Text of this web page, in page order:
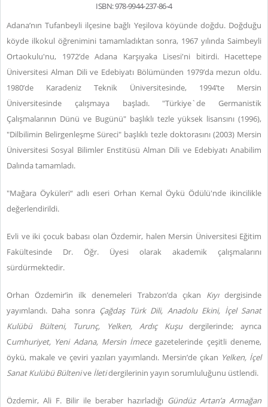
ISBN: 978-9944-237-86-4
Adana’nın Tufanbeyli ilçesine bağlı Yeşilova köyünde doğdu. Doğduğu
köyde ilkokul öğrenimini tamamladıktan sonra, 1967 yılında Saimbeyli
Ortaokulu'nu, 1972’de Adana Karşıyaka Lisesi'ni bitirdi. Hacettepe
Üniversitesi Alman Dili ve Edebiyatı Bölümünden 1979’da mezun oldu.
1980’de Karadeniz Teknik Üniversitesinde, 1994’te Mersin
Üniversitesinde çalışmaya başladı. "Türkiye`de Germanistik
Çalışmalarının Dünü ve Bugünü" başlıklı tezle yüksek lisansını (1996),
"Dilbilimin Belirgenleşme Süreci" başlıklı tezle doktorasını (2003) Mersin
Üniversitesi Sosyal Bilimler Enstitüsü Alman Dili ve Edebiyatı Anabilim
Dalında tamamladı.
"Mağara Öyküleri“ adlı eseri Orhan Kemal Öykü Ödülü'nde ikincilikle
değerlendirildi.
Evli ve iki çocuk babası olan Özdemir, halen Mersin Üniversitesi Eğitim
Fakültesinde Dr. Öğr. Üyesi olarak akademik çalışmalarını
sürdürmektedir.
Orhan Özdemir’in ilk denemeleri Trabzon’da çıkan Kıyıdergisinde
yayımlandı. Daha sonraÇağdaş Türk Dili, Anadolu Ekini, İçel Sanat
Kulübü Bülteni, Turunç, Yelken, Ardıç Kuşudergilerinde; ayrıca
Cumhuriyet, Yeni Adana, Mersin İmecegazetelerinde çeşitli deneme,
öykü, makale ve çeviri yazıları yayımlandı. Mersin’de çıkan Yelken, İçel
Sanat Kulübü Bültenive İletidergilerinin yayın sorumluluğunu üstlendi.
Özdemir, Ali F. Bilir ile beraber hazırladığı Gündüz Artan’a Armağan